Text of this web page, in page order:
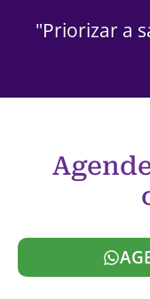
"Priorizar a